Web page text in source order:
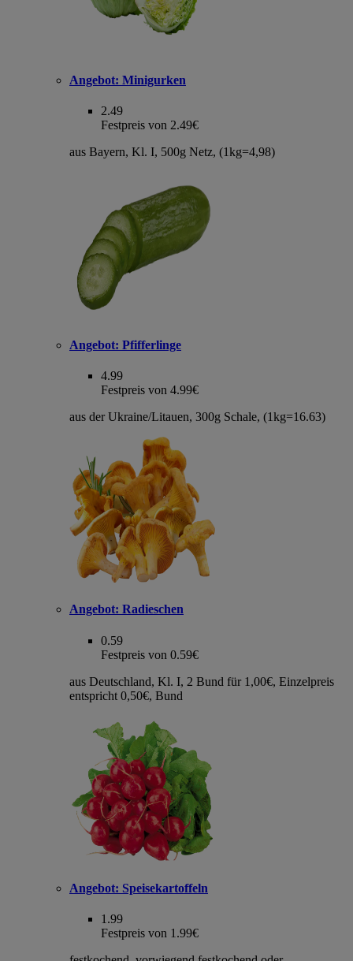
Angebot: Minigurken
2.49
Festpreis von 2.49€
aus Bayern, Kl. I, 500g Netz, (1kg=4,98)
Angebot: Pfifferlinge
4.99
Festpreis von 4.99€
aus der Ukraine/Litauen, 300g Schale, (1kg=16.63)
Angebot: Radieschen
0.59
Festpreis von 0.59€
aus Deutschland, Kl. I, 2 Bund für 1,00€, Einzelpreis
entspricht 0,50€, Bund
Angebot: Speisekartoffeln
1.99
Festpreis von 1.99€